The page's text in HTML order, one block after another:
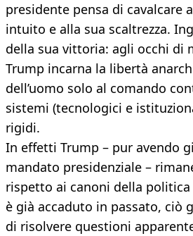
presidente pensa di cavalcare
intuito e alla sua scaltrezza.
della sua vittoria: agli occhi di
Trump incarna la libertà
dell’uomo solo al comando
sistemi (tecnologici e
rigidi.
In effetti Trump – pur avendo
mandato presidenziale –
rispetto ai canoni della
è già accaduto in passato, ciò
di risolvere questioni